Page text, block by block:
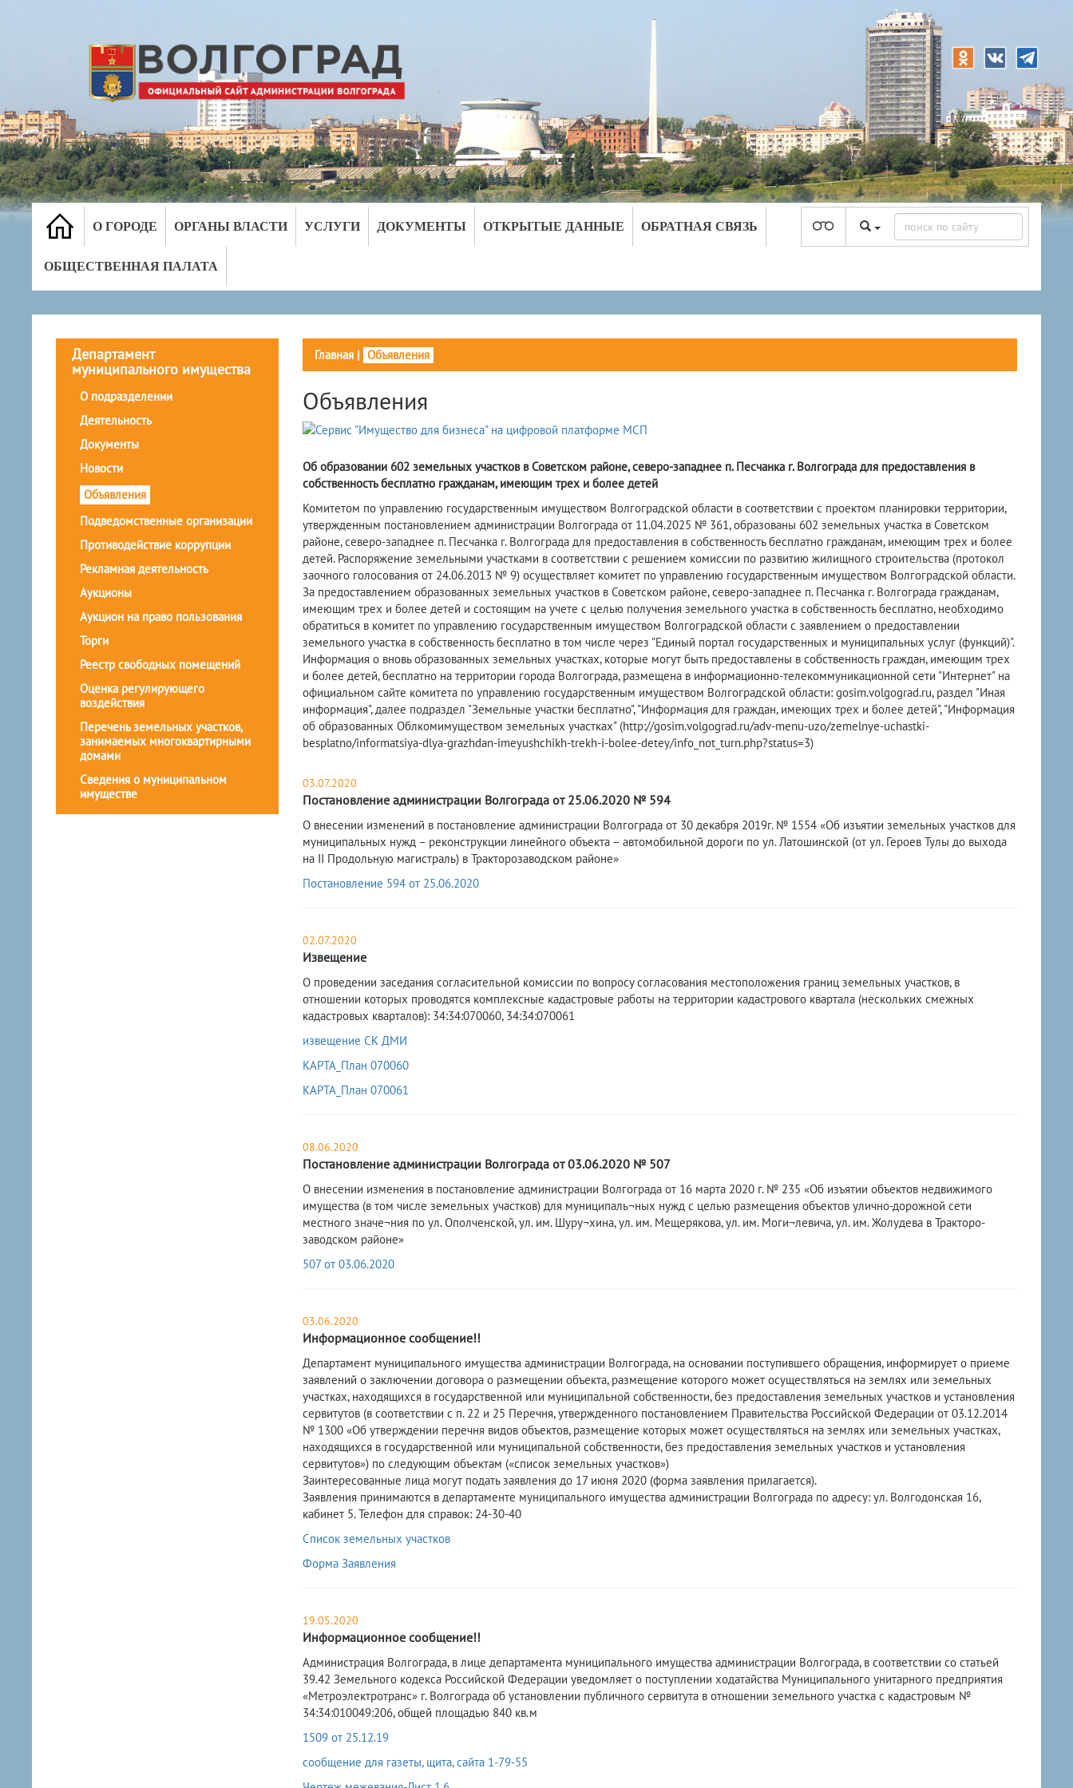
О ГОРОДЕ ОРГАНЫ ВЛАСТИ УСЛУГИ ДОКУМЕНТЫ ОТКРЫТЫЕ ДАННЫЕ ОБРАТНАЯ СВЯЗЬ
ОБЩЕСТВЕННАЯ ПАЛАТА
Департамент
муниципального имущества
О подразделении
Деятельность
Документы
Новости
Объявления
Подведомственные организации
Противодействие коррупции
Рекламная деятельность
Аукционы
Аукцион на право пользования
Торги
Реестр свободных помещений
Оценка регулирующего
воздействия
Перечень земельных участков,
занимаемых многоквартирными
домами
Сведения о муниципальном
имуществе
Главная| Объявления
Объявления
Об образовании 602 земельных участков в Советском районе, северо-западнее п. Песчанка г. Волгограда для предоставления в
собственность бесплатно гражданам, имеющим трех и более детей
Комитетом по управлению государственным имуществом Волгоградской области в соответствии с проектом планировки территории,
утвержденным постановлением администрации Волгограда от 11.04.2025 № 361, образованы 602 земельных участка в Советском
районе, северо-западнее п. Песчанка г. Волгограда для предоставления в собственность бесплатно гражданам, имеющим трех и более
детей. Распоряжение земельными участками в соответствии с решением комиссии по развитию жилищного строительства (протокол
заочного голосования от 24.06.2013 № 9) осуществляет комитет по управлению государственным имуществом Волгоградской области.
За предоставлением образованных земельных участков в Советском районе, северо-западнее п. Песчанка г. Волгограда гражданам,
имеющим трех и более детей и состоящим на учете с целью получения земельного участка в собственность бесплатно, необходимо
обратиться в комитет по управлению государственным имуществом Волгоградской области с заявлением о предоставлении
земельного участка в собственность бесплатно в том числе через "Единый портал государственных и муниципальных услуг (функций)".
Информация о вновь образованных земельных участках, которые могут быть предоставлены в собственность граждан, имеющим трех
и более детей, бесплатно на территории города Волгограда, размещена в информационно-телекоммуникационной сети "Интернет" на
официальном сайте комитета по управлению государственным имуществом Волгоградской области: gosim.volgograd.ru, раздел "Иная
информация", далее подраздел "Земельные участки бесплатно", "Информация для граждан, имеющих трех и более детей", "Информация
об образованных Облкомимуществом земельных участках" (http://gosim.volgograd.ru/adv-menu-uzo/zemelnye-uchastki-
besplatno/informatsiya-dlya-grazhdan-imeyushchikh-trekh-i-bolee-detey/info_not_turn.php?status=3)
03.07.2020
Постановление администрации Волгограда от 25.06.2020 № 594
О внесении изменений в постановление администрации Волгограда от 30 декабря 2019г. № 1554 «Об изъятии земельных участков для
муниципальных нужд – реконструкции линейного объекта – автомобильной дороги по ул. Латошинской (от ул. Героев Тулы до выхода
на II Продольную магистраль) в Тракторозаводском районе»
Постановление 594 от 25.06.2020
02.07.2020
Извещение
О проведении заседания согласительной комиссии по вопросу согласования местоположения границ земельных участков, в
отношении которых проводятся комплексные кадастровые работы на территории кадастрового квартала (нескольких смежных
кадастровых кварталов): 34:34:070060, 34:34:070061
извещение СК ДМИ
КАРТА_План 070060
КАРТА_План 070061
08.06.2020
Постановление администрации Волгограда от 03.06.2020 № 507
О внесении изменения в постановление администрации Волгограда от 16 марта 2020 г. № 235 «Об изъятии объектов недвижимого
имущества (в том числе земельных участков) для муниципаль¬ных нужд с целью размещения объектов улично-дорожной сети
местного значе¬ния по ул. Ополченской, ул. им. Шуру¬хина, ул. им. Мещерякова, ул. им. Моги¬левича, ул. им. Жолудева в Тракторо-
заводском районе»
507 от 03.06.2020
03.06.2020
Информационное сообщение!!
Департамент муниципального имущества администрации Волгограда, на основании поступившего обращения, информирует о приеме
заявлений о заключении договора о размещении объекта, размещение которого может осуществляться на землях или земельных
участках, находящихся в государственной или муниципальной собственности, без предоставления земельных участков и установления
сервитутов (в соответствии с п. 22 и 25 Перечня, утвержденного постановлением Правительства Российской Федерации от 03.12.2014
№ 1300 «Об утверждении перечня видов объектов, размещение которых может осуществляться на землях или земельных участках,
находящихся в государственной или муниципальной собственности, без предоставления земельных участков и установления
сервитутов») по следующим объектам («список земельных участков»)
Заинтересованные лица могут подать заявления до 17 июня 2020 (форма заявления прилагается).
Заявления принимаются в департаменте муниципального имущества администрации Волгограда по адресу: ул. Волгодонская 16,
кабинет 5. Телефон для справок: 24-30-40
Список земельных участков
Форма Заявления
19.05.2020
Информационное сообщение!!
Администрация Волгограда, в лице департамента муниципального имущества администрации Волгограда, в соответствии со статьей
39.42 Земельного кодекса Российской Федерации уведомляет о поступлении ходатайства Муниципального унитарного предприятия
«Метроэлектротранс» г. Волгограда об установлении публичного сервитута в отношении земельного участка с кадастровым №
34:34:010049:206, общей площадью 840 кв.м
1509 от 25.12.19
сообщение для газеты, щита, сайта 1-79-55